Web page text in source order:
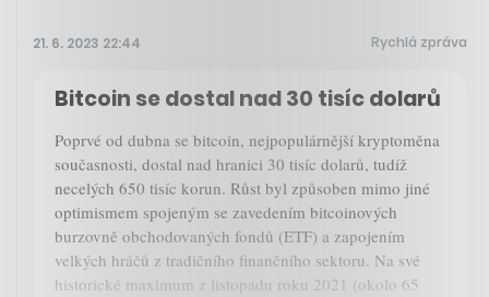
21. 6. 2023 22:44 Rychlá zpráva
Bitcoin se dostal nad 30 tisíc dolarů
Poprvé od dubna se bitcoin, nejpopulárnější kryptoměna
současnosti, dostal nad hranici 30 tisíc dolarů, tudíž
necelých 650 tisíc korun. Růst byl způsoben mimo jiné
optimismem spojeným se zavedením bitcoinových
burzovně obchodovaných fondů (ETF) a zapojením
velkých hráčů z tradičního finančního sektoru. Na své
historické maximum z listopadu roku 2021 (okolo 65